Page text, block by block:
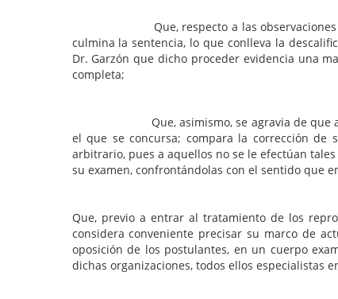
Que, respecto a las observaciones que le
culmina la sentencia, lo que conlleva la
Dr. Garzón que dicho proceder evidencia una
completa;
Que, asimismo, se agravia de que afirme
el que se concursa; compara la corrección de
arbitrario, pues a aquellos no se le efectúan
su examen, confrontándolas con el sentido que
Que, previo a entrar al tratamiento de los
considera conveniente precisar su marco de
oposición de los postulantes, en un cuerpo
dichas organizaciones, todos ellos especialistas